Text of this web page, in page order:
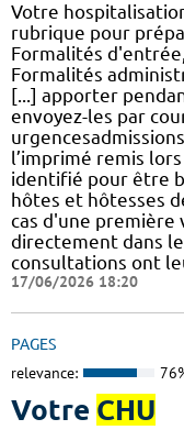
Votre
rubrique pour
Formalités
Formalités
[...] apporter
envoyez-les par
l’imprimé remis
identifié pour être
hôtes et hôtesses
cas d'une première
directement dans
consultations ont
17/06/2026 18:20
PAGES
relevance:
Votre CHU